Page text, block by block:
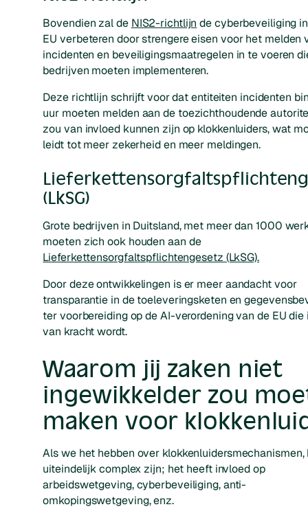
Bovendien zal de NIS2-richtlijn de cyberbeveiliging
EU verbeteren door strengere eisen voor het melden
incidenten en beveiligingsmaatregelen in te voeren
bedrijven moeten implementeren.
Deze richtlijn schrijft voor dat entiteiten incidenten
uur moeten melden aan de toezichthoudende
zou van invloed kunnen zijn op klokkenluiders, wat
leidt tot meer zekerheid en meer meldingen.
(LkSG)
Grote bedrijven in Duitsland, met meer dan 1000
moeten zich ook houden aan de
Lieferkettensorgfaltspflichtengesetz (LkSG).
Door deze ontwikkelingen is er meer aandacht voor
transparantie in de toeleveringsketen en
ter voorbereiding op de AI-verordening van de EU
van kracht wordt.
Waarom jij zaken niet
ingewikkelder zou
maken voor
Als we het hebben over klokkenluidersmechanismen,
uiteindelijk complex zijn; het heeft invloed op
arbeidswetgeving, cyberbeveiliging, anti-
omkopingswetgeving, enz.